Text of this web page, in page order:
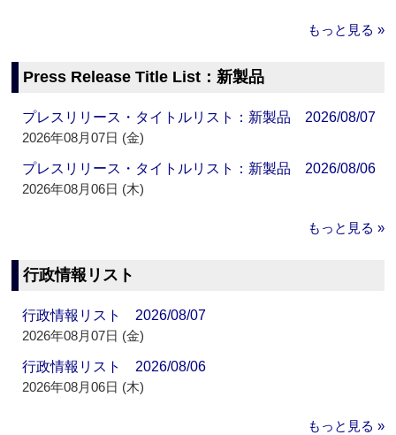
もっと見る »
Press Release Title List：新製品
プレスリリース・タイトルリスト：新製品 2026/08/07
2026年08月07日 (金)
プレスリリース・タイトルリスト：新製品 2026/08/06
2026年08月06日 (木)
もっと見る »
行政情報リスト
行政情報リスト 2026/08/07
2026年08月07日 (金)
行政情報リスト 2026/08/06
2026年08月06日 (木)
もっと見る »